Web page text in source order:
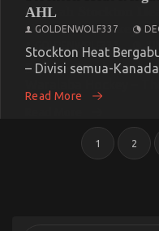
Sejarah Stockton
Waralaba Hockey
GOLDENWOLF337
Sejarah Stockton
AHL
GOLDENWOLF337
Stockton Heat
– Divisi semua-
Read More